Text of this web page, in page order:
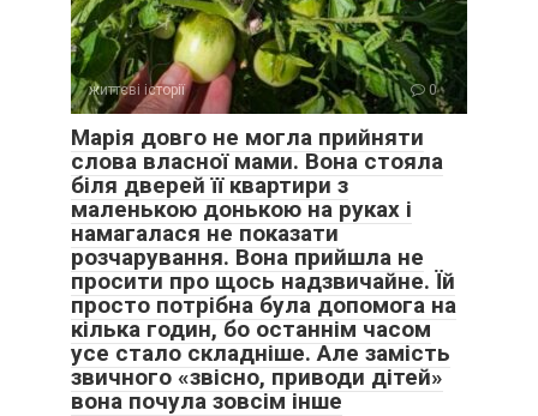
— Вона завжди хоче як краще. Чомусь краще виходить
тільки їй.
Свекруха образилася.
— Я вам стільки часу віддаю. Щодня їжджу, за майстрами
дивлюся, свої нерви витрачаю. А ти замість подяки тільки
колеш словами.
життєві історії 0
Марія довго не могла прийняти
слова власної мами. Вона стояла
біля дверей її квартири з
маленькою донькою на руках і
намагалася не показати
розчарування. Вона прийшла не
просити про щось надзвичайне. Їй
просто потрібна була допомога на
кілька годин, бо останнім часом
усе стало складніше. Але замість
звичного «звісно, приводи дітей»
вона почула зовсім інше